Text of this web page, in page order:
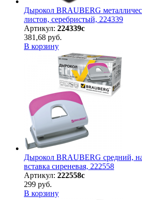
Дырокол BRAUBERG
листов, серебристый, 224339
Артикул: 224339с
381,68 руб.
В корзину
Дырокол BRAUBERG средний,
вставка сиреневая, 222558
Артикул: 222558с
299 руб.
В корзину